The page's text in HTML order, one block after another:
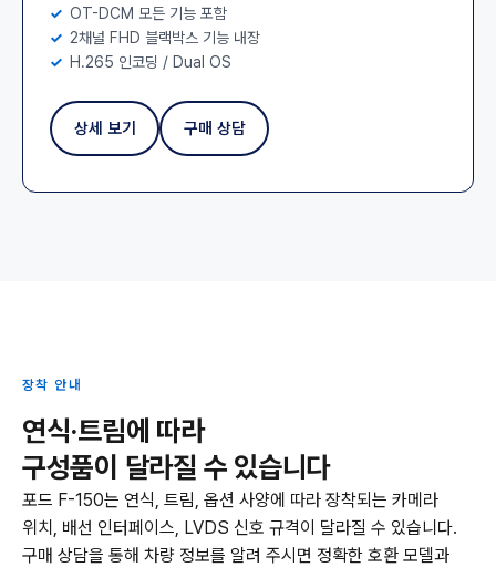
OT-DCM 모든 기능 포함
2채널 FHD 블랙박스 기능 내장
H.265 인코딩 / Dual OS
상세 보기 구매 상담
장착 안내
연식·트림에 따라
구성품이 달라질 수 있습니다
포드 F-150는 연식, 트림, 옵션 사양에 따라 장착되는 카메라
위치, 배선 인터페이스, LVDS 신호 규격이 달라질 수 있습니다.
구매 상담을 통해 차량 정보를 알려 주시면 정확한 호환 모델과